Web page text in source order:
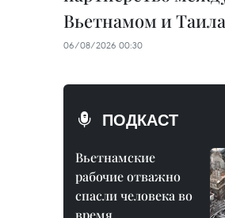
Вьетнамом и
06/08/2026 00:30
ПОДКАСТ
Вьетнамские
рабочие отважно
спасли человека во
время